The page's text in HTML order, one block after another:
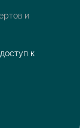
и
к